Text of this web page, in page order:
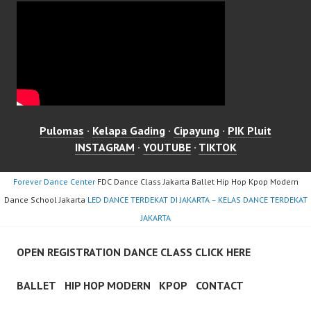
Pulomas · Kelapa Gading · Cipayung · PIK Pluit
INSTAGRAM · YOUTUBE· TIKTOK
Forever Dance CenterFDC Dance Class Jakarta Ballet Hip Hop Kpop Modern
Dance School Jakarta LED DANCE TERDEKAT DI JAKARTA – KELAS DANCE TERDEKAT
JAKARTA
OPEN REGISTRATION DANCE CLASS CLICK HERE
BALLET HIP HOP MODERN KPOP CONTACT